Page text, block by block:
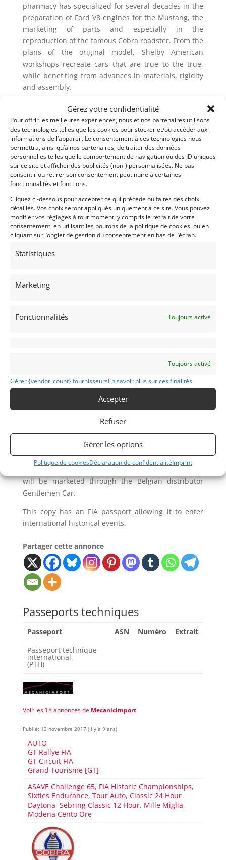
Gérez votre confidentialité
Pour offrir les meilleures expériences, nous et nos partenaires utilisons
des technologies telles que les cookies pour stocker et/ou accéder aux
informations de l’appareil. Le consentement à ces technologies nous
permettra, ainsi qu’à nos partenaires, de traiter des données
personnelles telles que le comportement de navigation ou des ID uniques
sur ce site et afficher des publicités (non-) personnalisées. Ne pas
consentir ou retirer son consentement peut nuire à certaines
fonctionnalités et fonctions.
Cliquez ci-dessous pour accepter ce qui précède ou faites des choix
détaillés. Vos choix seront appliqués uniquement à ce site. Vous pouvez
modifier vos réglages à tout moment, y compris le retrait de votre
consentement, en utilisant les boutons de la politique de cookies, ou en
cliquant sur l’onglet de gestion du consentement en bas de l’écran.
Statistiques
Marketing
Fonctionnalités Toujours activé
Toujours activé
Gérer {vendor_count} fournisseursEn savoir plus sur ces finalités
Accepter
Refuser
Gérer les options
Politique de cookiesDéclaration de confidentialitéImprint
pharmacy has specialized for several decades in the
preparation of Ford V8 engines for the Mustang, the
marketing of parts and especially in the
reproduction of the famous Cobra roadster. From the
plans of the original model, Shelby American
workshops recreate cars that are true to the true,
while benefiting from advances in materials, rigidity
and assembly.
that defended Shelby’s official colors during the 1964
world championship season, Shelby American
launched a 50-year anniversary series. As far as the
color « Viking Blue » and in the band barring the
nose of the roadster, this series is identical to the
289 FIA of 1964 piloted notably by Jo Schlesser, Dan
Gurney, Bob Bondurant, Phil Hill, Ken Miles, Maurice
track to the Le Mans track through the Tour de
France Automobile specials or the Nürburgring
toboggan run in the Eiffel massif, the beautiful Cobra
become the black beasts of the Ferrari 250 GTO.
Despite some great successes, including the victory
in GT at Le Mans or the 12 Hours of Sebring, at the
conquest of the world title. It is only the following
This reproduction includes all the elements of the
with either fiberglass or aluminum skin. Under the
hood is a modern Ford V8 whose specifications may
vary according to demand.
The bare interior remains faithful to the original. The
period atmosphere is based on a bare dashboard
integrating only the dials that a racing driver needs.
We also find the original bucket whose lateral
support destines them more for the ride than the
competition, the rollbar over the pilot and the
famous windshield deflectors. In Europe, this version
will be marketed through the Belgian distributor
Gentlemen Car.
This copy has an FIA passport allowing it to enter
international historical events.
Partager cette annonce
Passeports techniques
Passeport ASN Numéro
Extrait
Passeport technique
international
(PTH)
Voir les 18 annonces de Mecanicimport
Publié: 13 novembre 2017 (il y a 9 ans)
AUTO
GT Rallye FIA
GT Circuit FIA
Grand Tourisme [GT]
ASAVE Challenge 65, FIA Historic Championships,
Sixties Endurance,Tour Auto,Classic 24 Hour
Daytona,Sebring Classic 12 Hour, Mille Miglia,
Modena Cento Ore